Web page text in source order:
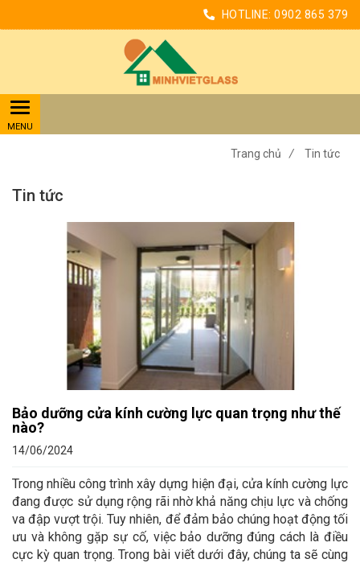
HOTLINE: 0902 865 379
Trang chủ / Tin tức
Tin tức
Bảo dưỡng cửa kính cường lực quan trọng như thế
nào?
14/06/2024
Trong nhiều công trình xây dựng hiện đại, cửa kính cường lực
đang được sử dụng rộng rãi nhờ khả năng chịu lực và chống
va đập vượt trội. Tuy nhiên, để đảm bảo chúng hoạt động tối
ưu và không gặp sự cố, việc bảo dưỡng đúng cách là điều
cực kỳ quan trọng. Trong bài viết dưới đây, chúng ta sẽ cùng